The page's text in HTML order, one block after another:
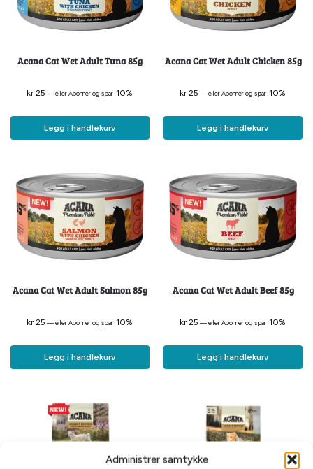
Administrer samtykke
Acana Cat Wet Adult Tuna 85g
kr 25 —eller Abonner og spar 10%
Legg i handlekurv
Acana Cat Wet Adult Chicken 85g
kr 25 —eller Abonner og spar 10%
Legg i handlekurv
Acana Cat Wet Adult Salmon 85g
kr 25 —eller Abonner og spar 10%
Legg i handlekurv
Acana Cat Wet Adult Beef 85g
kr 25 —eller Abonner og spar 10%
Legg i handlekurv